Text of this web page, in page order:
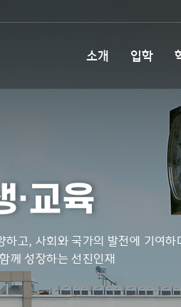
소개 입학
·교육
하고, 사회와 국가의 발전에 기여하
께 성장하는 선진인재